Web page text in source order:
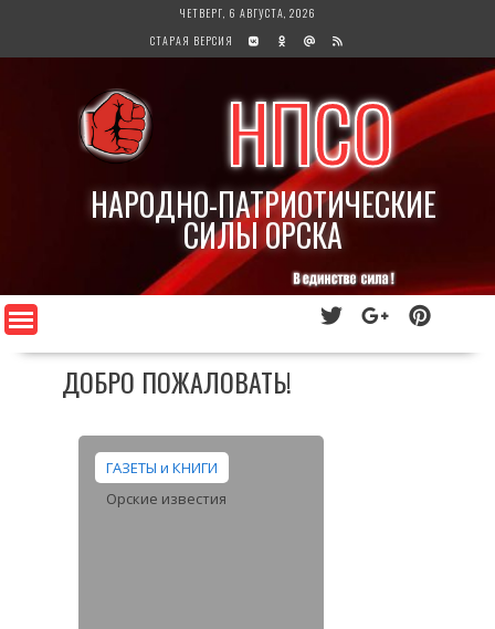
содержимому
ЧЕТВЕРГ, 6 АВГУСТА, 2026
СТАРАЯ ВЕРСИЯ
НПСО
НАРОДНО-ПАТРИОТИЧЕСКИЕ
СИЛЫ ОРСКА
ДОБРО ПОЖАЛОВАТЬ!
ГАЗЕТЫ и КНИГИ
Орские известия